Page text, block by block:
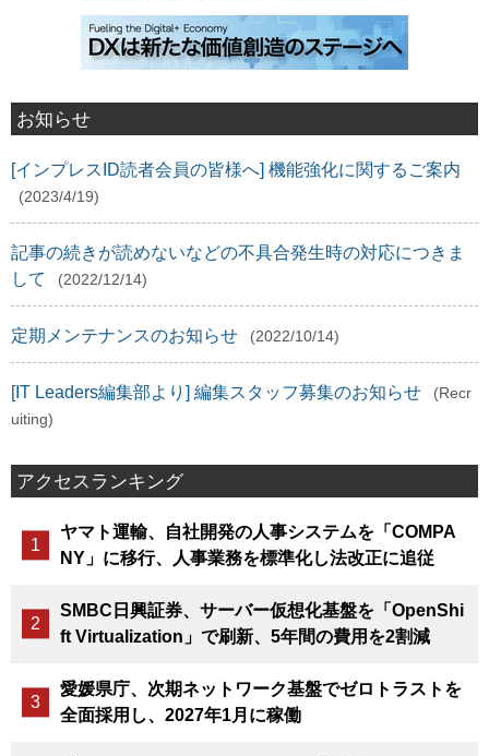
お知らせ
[インプレスID読者会員の皆様へ] 機能強化に関するご案内
(2023/4/19)
記事の続きが読めないなどの不具合発生時の対応につきま
して
(2022/12/14)
定期メンテナンスのお知らせ (2022/10/14)
[IT Leaders編集部より] 編集スタッフ募集のお知らせ
(Recr
uiting)
アクセスランキング
ヤマト運輸、自社開発の人事システムを「COMPA
NY」に移行、人事業務を標準化し法改正に追従
SMBC日興証券、サーバー仮想化基盤を「OpenShi
ft Virtualization」で刷新、5年間の費用を2割減
愛媛県庁、次期ネットワーク基盤でゼロトラストを
全面採用し、2027年1月に稼働